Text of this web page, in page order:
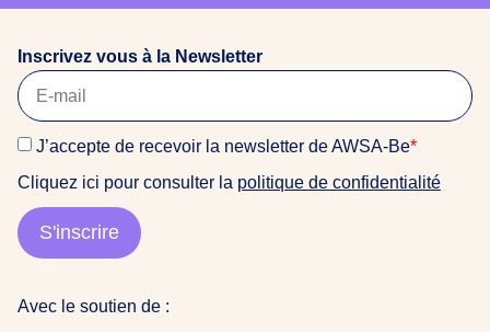
Avec le soutien de :
Inscrivez vous à la Newsletter
J’accepte de recevoir la newsletter de AWSA-Be*
Cliquez ici pour consulter la politique de confidentialité
S'inscrire